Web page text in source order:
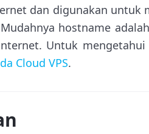
dan digunakan untuk
hostname
Untuk
Cloud VPS.